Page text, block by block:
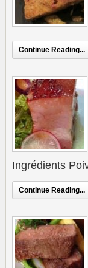
Continue Reading...
Ingrédients
Continue Reading...